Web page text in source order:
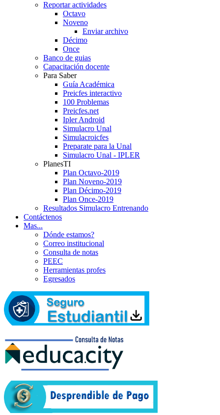
Reportar actividades
Octavo
Noveno
Enviar archivo
Décimo
Once
Banco de guias
Capacitación docente
Para Saber
Guía Académica
Preicfes interactivo
100 Problemas
Preicfes.net
Ipler Android
Simulacro Unal
Simulacroicfes
Preparate para la Unal
Simulacro Unal - IPLER
PlanesTI
Plan Octavo-2019
Plan Noveno-2019
Plan Décimo-2019
Plan Once-2019
Resultados Simulacro Entrenando
Contáctenos
Mas...
Dónde estamos?
Correo institucional
Consulta de notas
PEEC
Herramientas profes
Egresados